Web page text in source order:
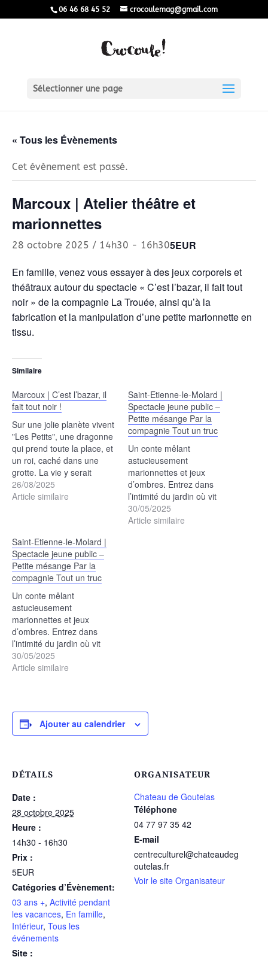
06 46 68 45 52 crocoulemag@gmail.com
Sélectionner une page
« Tous les Évènements
Cet évènement est passé.
Marcoux | Atelier théâtre et
marionnettes
28 octobre 2025 / 14h30 - 16h305EUR
En famille, venez vous essayer à des jeux corporels et
théâtraux autour du spectacle « C’est l’bazar, il fait tout
noir » de la compagnie La Trouée, ainsi qu’à la
fabrication et la manipulation d’une petite marionnette en
tissu.
Similaire
Marcoux | C’est l’bazar, il
fait tout noir !
Sur une jolie planète vivent
"Les Petits", une dragonne
qui prend toute la place, et
un roi, caché dans une
grotte. La vie y serait
idéale si elle n'était pas
plongée continuellement
26/08/2025
Article similaire
Saint-Etienne-le-Molard |
Spectacle jeune public –
Petite mésange Par la
compagnie Tout un truc
Un conte mêlant
astucieusement
marionnettes et jeux
d’ombres. Entrez dans
l’intimité du jardin où vit
Petite mésange quittant
pour la première fois, le
30/05/2025
Article similaire
Saint-Etienne-le-Molard |
Spectacle jeune public –
Petite mésange Par la
compagnie Tout un truc
Un conte mêlant
astucieusement
marionnettes et jeux
d’ombres. Entrez dans
l’intimité du jardin où vit
Petite mésange quittant
pour la première fois, le
30/05/2025
Article similaire
Ajouter au calendrier
DÉTAILS
Date :
28 octobre 2025
Heure :
14h30 - 16h30
Prix :
5EUR
Catégories d’Évènement:
03 ans +, Activité pendant
les vacances, En famille,
Intérieur, Tous les
événements
Site :
ORGANISATEUR
Chateau de Goutelas
Téléphone
04 77 97 35 42
E-mail
centreculturel@chateaudeg
outelas.fr
Voir le site Organisateur